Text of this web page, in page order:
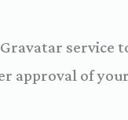
service
approval of